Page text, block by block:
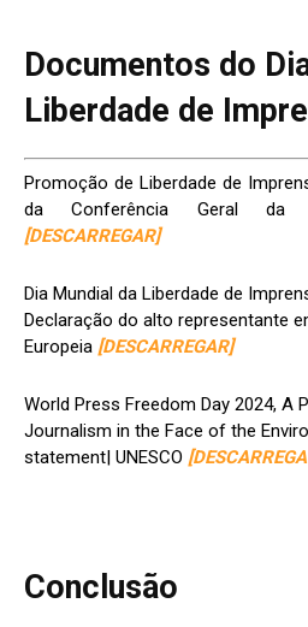
Documentos do
Liberdade de
Promoção de Liberdade de
da Conferência Geral da
[DESCARREGAR]
Dia Mundial da Liberdade de
Declaração do alto representante
Europeia [DESCARREGAR]
World Press Freedom Day 2024, A
Journalism in the Face of the
statement| UNESCO
Conclusão